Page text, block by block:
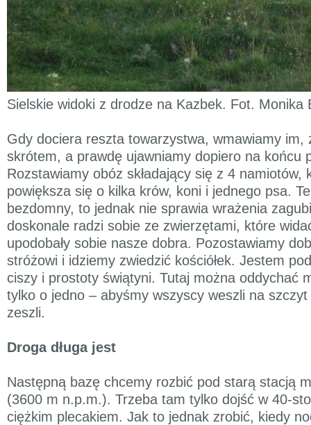
Sielskie widoki z drodze na Kazbek. Fot. Monika
Gdy dociera reszta towarzystwa, wmawiamy im,
skrótem, a prawdę ujawniamy dopiero na końcu
Rozstawiamy obóz składający się z 4 namiotów,
powiększa się o kilka krów, koni i jednego psa.
bezdomny, to jednak nie sprawia wrażenia
doskonale radzi sobie ze zwierzętami, które
upodobały sobie nasze dobra. Pozostawiamy
stróżowi i idziemy zwiedzić kościółek. Jestem
ciszy i prostoty świątyni. Tutaj można oddychać
tylko o jedno – abyśmy wszyscy weszli na
zeszli.
Droga długa jest
Następną bazę chcemy rozbić pod starą stacją
(3600 m n.p.m.). Trzeba tam tylko dojść w 40-
ciężkim plecakiem. Jak to jednak zrobić, kiedy